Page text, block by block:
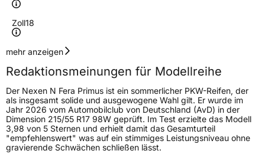
Zoll18
Geschwindigkeitsindex
Höchstgeschwindigkeit
300 km/h
Lastindex100
Höchstlast800 kg
Generelle Merkmale
mehr anzeigen
Redaktionsmeinungen für Modellreihe
Der Nexen N Fera Primus ist ein sommerlicher PKW-Reifen, der
als insgesamt solide und ausgewogene Wahl gilt. Er wurde im
Jahr 2026 vom Automobilclub von Deutschland (AvD) in der
Dimension 215/55 R17 98W geprüft. Im Test erzielte das Modell
3,98 von 5 Sternen und erhielt damit das Gesamturteil
"empfehlenswert" was auf ein stimmiges Leistungsniveau ohne
gravierende Schwächen schließen lässt.